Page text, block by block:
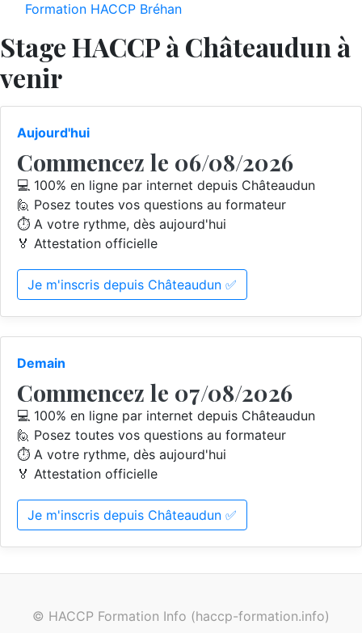
Formation HACCP Bréhan
Stage HACCP à Châteaudun à
venir
Aujourd'hui
Commencez le 06/08/2026
💻 100% en ligne par internet depuis Châteaudun
🙋 Posez toutes vos questions au formateur
⏱️ A votre rythme, dès aujourd'hui
🏅 Attestation officielle
Je m'inscris depuis Châteaudun ✅
Demain
Commencez le 07/08/2026
💻 100% en ligne par internet depuis Châteaudun
🙋 Posez toutes vos questions au formateur
⏱️ A votre rythme, dès aujourd'hui
🏅 Attestation officielle
Je m'inscris depuis Châteaudun ✅
© HACCP Formation Info (haccp-formation.info)